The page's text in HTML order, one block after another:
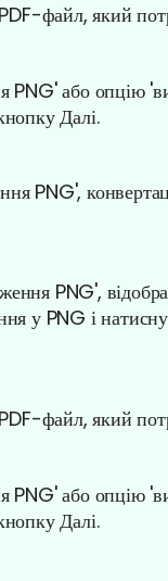
файл, який
PNG' або опцію
Далі.
PNG',
PNG',
у PNG і
файл, який
PNG' або опцію
Далі.